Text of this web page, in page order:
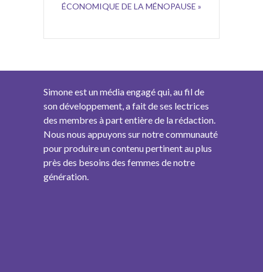
ÉCONOMIQUE DE LA MÉNOPAUSE »
Simone est un média engagé qui, au fil de
son développement, a fait de ses lectrices
des membres à part entière de la rédaction.
Nous nous appuyons sur notre communauté
pour produire un contenu pertinent au plus
près des besoins des femmes de notre
génération.